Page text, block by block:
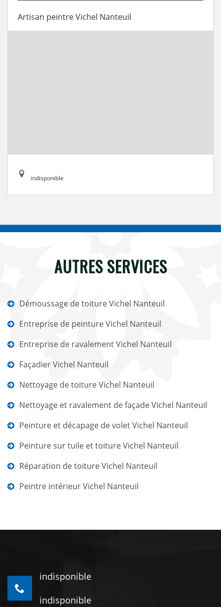
Artisan peintre Vichel Nanteuil
indisponible
AUTRES SERVICES
Démoussage de toiture Vichel Nanteuil
Entreprise de peinture Vichel Nanteuil
Entreprise de ravalement Vichel Nanteuil
Façadier Vichel Nanteuil
Nettoyage de toiture Vichel Nanteuil
Nettoyage et ravalement de façade Vichel Nanteuil
Peinture et décapage de volet Vichel Nanteuil
Peinture sur tuile et toiture Vichel Nanteuil
Réparation de toiture Vichel Nanteuil
Peintre intérieur Vichel Nanteuil
indisponible
indisponible